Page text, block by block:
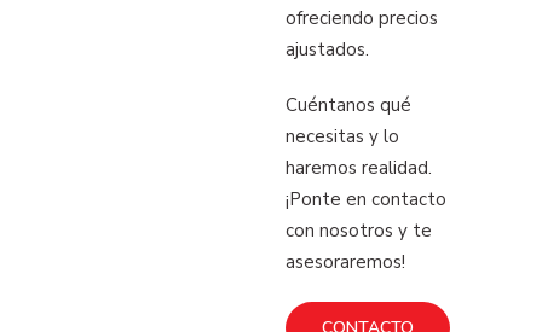
ofreciendo precios
ajustados.
Cuéntanos qué
necesitas y lo
haremos realidad.
¡Ponte en contacto
con nosotros y te
asesoraremos!
CONTACTO